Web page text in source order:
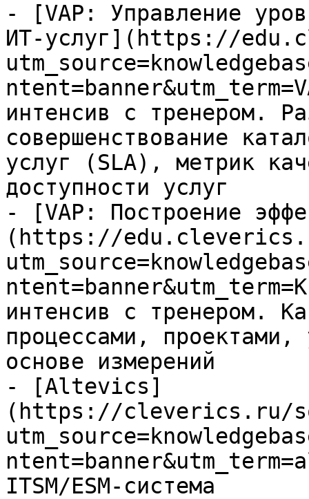
- [VAP: Управление
ИТ-услуг](https://
интенсив с тренером.
совершенствование
услуг (SLA), метрик
доступности услуг
- [VAP: Построение
(https://
интенсив с тренером.
процессами, проектами,
основе измерений
- [Altevics]
(https://cleverics.ru/
ITSM/ESM-система